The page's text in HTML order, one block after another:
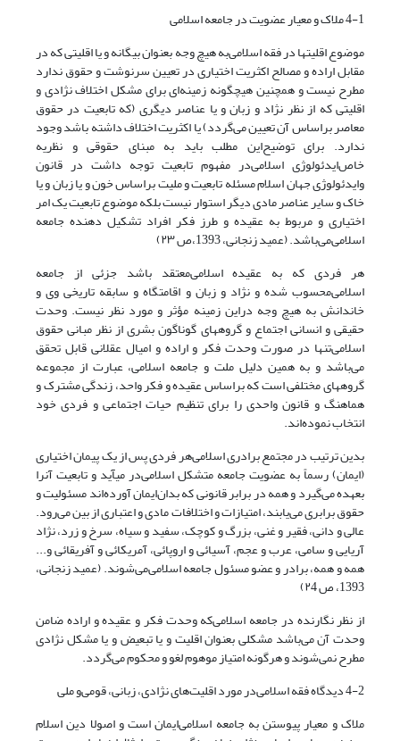
4-1 ملاک و معیار عضویت در جامعه اسلامی
موضوع اقلیتها در فقه اسلامی‌به هیچ وجه بعنوان بیگانه و یا اقلیتی که در
مقابل اراده و مصالح اکثریت اختیاری در تعیین سرنوشت و حقوق ندارد
مطرح نیست و همچنین هیچگونه زمینه‌ای برای مشکل اختلاف نژادی و
اقلیتی که از نظر نژاد و زبان و یا عناصر دیگری (که تابعیت در حقوق
معاصر براساس آن تعیین می‌گردد) یا اکثریت اختلاف داشته باشد وجود
ندارد. برای توضیح‌این مطلب باید به مبنای حقوقی و نظریه
خاص‌ایدئولوژی اسلامی‌در مفهوم تابعیت توجه داشت در قانون
و‌ایدئولوژی جهان اسلام مسئله تابعیت و ملیت براساس خون و یا زبان و یا
خاک و سایر عناصر مادی دیگر استوار نیست بلکه موضوع تابعیت یک امر
اختیاری و مربوط به عقیده و طرز فکر افراد تشکیل دهنده جامعه
اسلامی‌می‌باشد. (عمید زنجانی، 1393،ص ۲۳)
هر فردی که به عقیده اسلامی‌معتقد باشد جزئی از جامعه
اسلامی‌محسوب شده و نژاد و زبان و اقامتگاه و سابقه تاریخی وی و
خاندانش به هیچ وجه در‌این زمینه مؤثر و مورد نظر نیست. وحدت
حقیقی و انسانی اجتماع و گروههای گوناگون بشری از نظر مبانی حقوق
اسلامی‌تنها در صورت وحدت فکر و اراده و امیال عقلانی قابل تحقق
می‌باشد و به همین دلیل ملت و جامعه اسلامی، عبارت از مجموعه
گروههای مختلفی است که براساس عقیده و فکر واحد، زندگی مشترک و
هماهنگ و قانون واحدی را برای تنظیم حیات اجتماعی و فردی خود
انتخاب نموده‌اند.
بدین ترتیب در مجتمع برادری اسلامی‌هر فردی پس از یک پیمان اختیاری
(ایمان) رسماً به عضویت جامعه متشکل اسلامی‌در میآید و تابعیت آنرا
بعهده می‌گیرد و همه در برابر قانونی که بدان‌ایمان آورده‌اند مسئولیت و
حقوق برابری می‌یابند، امتیازات و اختلافات مادی و اعتباری از بین می‌رود.
عالی و دانی، فقیر و غنی، بزرگ و کوچک، سفید و سیاه، سرخ و زرد، نژاد
آریایی و سامی، عرب و عجم، آسیائی و اروپائی، آمریکائی و آفریقائی و...
همه و همه، برادر و عضو مسئول جامعه اسلامی‌می‌شوند. (عمید زنجانی،
1393، ص ۲4)
از نظر نگارنده در جامعه اسلامی‌که وحدت فکر و عقیده و اراده ضامن
وحدت آن می‌باشد مشکلی بعنوان اقلیت و یا تبعیض و یا مشکل نژادی
مطرح نمی‌شوند و هرگونه امتیاز موهوم لغو و محکوم می‌گردد.
4-2 دیدگاه فقه اسلامی‌در مورد اقلیت‌های نژادی، زبانی، قومی‌و ملی
ملاک و معیار پیوستن به جامعه اسلامی‌ایمان است و اصولا دین اسلام